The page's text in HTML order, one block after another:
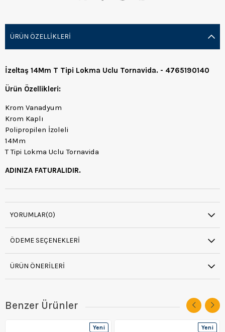
ÜRÜN ÖZELLIKLERI
İzeltaş 14Mm T Tipi Lokma Uclu Tornavida. - 4765190140
Ürün Özellikleri:
Krom Vanadyum
Krom Kaplı
Polipropilen İzoleli
14Mm
T Tipi Lokma Uclu Tornavida
ADINIZA FATURALIDIR.
YORUMLAR(0)
ÖDEME SEÇENEKLERI
ÜRÜN ÖNERILERI
Benzer Ürünler
Yeni
Yeni